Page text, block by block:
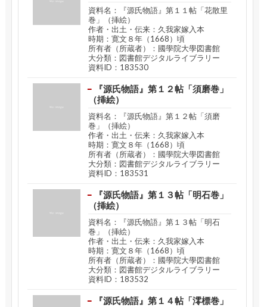
資料名：『源氏物語』第１１帖「花散里
巻」（挿絵）
作者・出土・伝来：久我家嫁入本
時期：寛文８年（1668）頃
所有者（所蔵者）：國學院大學図書館
大分類：図書館デジタルライブラリー
資料ID：183530
『源氏物語』第１２帖「須磨巻」
（挿絵）
資料名：『源氏物語』第１２帖「須磨
巻」（挿絵）
作者・出土・伝来：久我家嫁入本
時期：寛文８年（1668）頃
所有者（所蔵者）：國學院大學図書館
大分類：図書館デジタルライブラリー
資料ID：183531
『源氏物語』第１３帖「明石巻」
（挿絵）
資料名：『源氏物語』第１３帖「明石
巻」（挿絵）
作者・出土・伝来：久我家嫁入本
時期：寛文８年（1668）頃
所有者（所蔵者）：國學院大學図書館
大分類：図書館デジタルライブラリー
資料ID：183532
『源氏物語』第１４帖「澪標巻」